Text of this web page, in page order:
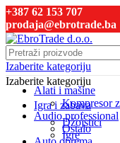
+387 62 153 707
prodaja@ebrotrade.ba
Izaberite kategoriju
Alati i mašine
Kompresor
Audio professional
Ostalo
Izaberite kategoriju
Igra i zabava
Džojstici
Igre